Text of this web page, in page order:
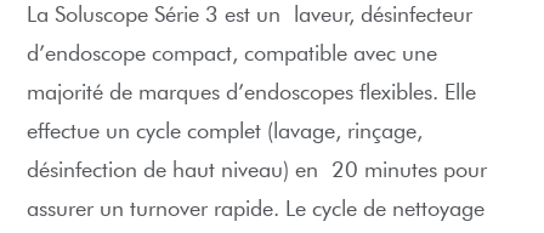
La Soluscope Série 3 est un laveur, désinfecteur
d’endoscope compact, compatible avec une
majorité de marques d’endoscopes flexibles. Elle
effectue un cycle complet (lavage, rinçage,
désinfection de haut niveau) en 20 minutes pour
assurer un turnover rapide. Le cycle de nettoyage